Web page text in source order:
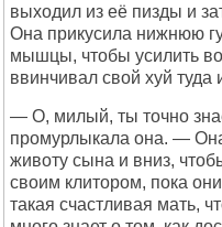
выходил из её пизды и
Она прикусила нижнюю
мышцы, чтобы усилить
ввинчивал свой хуй туда
— О, милый, ты точно
промурлыкала она. —
животу сына и вниз,
своим клитором, пока
такая счастливая мать,